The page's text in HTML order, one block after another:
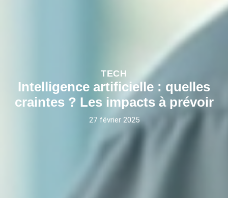
TECH
Intelligence artificielle : quelles
craintes ? Les impacts à prévoir
27 février 2025